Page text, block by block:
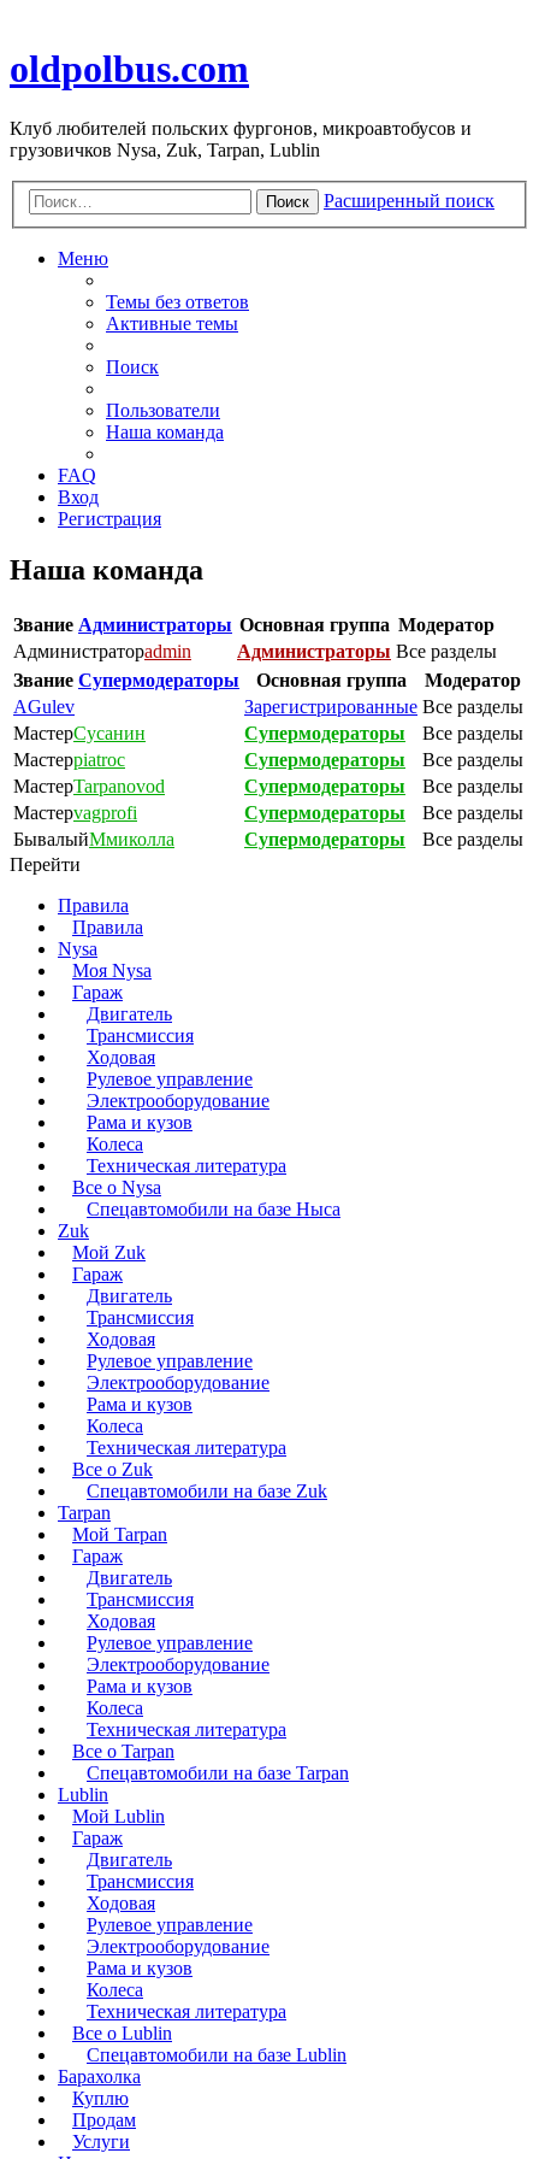
oldpolbus.com
Клуб любителей польских фургонов, микроавтобусов и
грузовичков Nysa, Zuk, Tarpan, Lublin
Поиск Расширенный поиск
Меню
Темы без ответов
Активные темы
Поиск
Пользователи
Наша команда
FAQ
Вход
Регистрация
Наша команда
Звание Администраторы Основная группа Модератор
Администраторadmin Администраторы Все разделы
Звание Супермодераторы Основная группа
Модератор
AGulev
Зарегистрированные Все разделы
МастерСусанин Супермодераторы
Все разделы
Мастерpiatroc Супермодераторы
Все разделы
МастерTarpanovod Супермодераторы
Все разделы
Мастерvagprofi Супермодераторы
Все разделы
БывалыйМмиколла Супермодераторы
Все разделы
Перейти
Правила
Правила
Nysa
Моя Nysa
Гараж
Двигатель
Трансмиссия
Ходовая
Рулевое управление
Электрооборудование
Рама и кузов
Колеса
Техническая литература
Все о Nysa
Спецавтомобили на базе Ныса
Zuk
Мой Zuk
Гараж
Двигатель
Трансмиссия
Ходовая
Рулевое управление
Электрооборудование
Рама и кузов
Колеса
Техническая литература
Все о Zuk
Спецавтомобили на базе Zuk
Tarpan
Мой Tarpan
Гараж
Двигатель
Трансмиссия
Ходовая
Рулевое управление
Электрооборудование
Рама и кузов
Колеса
Техническая литература
Все о Tarpan
Спецавтомобили на базе Tarpan
Lublin
Мой Lublin
Гараж
Двигатель
Трансмиссия
Ходовая
Рулевое управление
Электрооборудование
Рама и кузов
Колеса
Техническая литература
Все о Lublin
Спецавтомобили на базе Lublin
Барахолка
Куплю
Продам
Услуги